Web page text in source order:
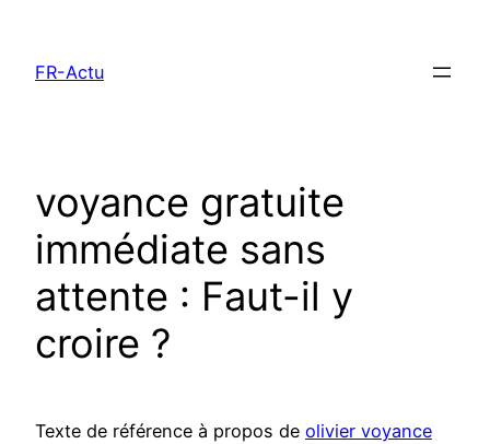
contenu
FR-Actu
voyance gratuite
immédiate sans
attente : Faut-il y
croire ?
Texte de référence à propos de olivier voyance